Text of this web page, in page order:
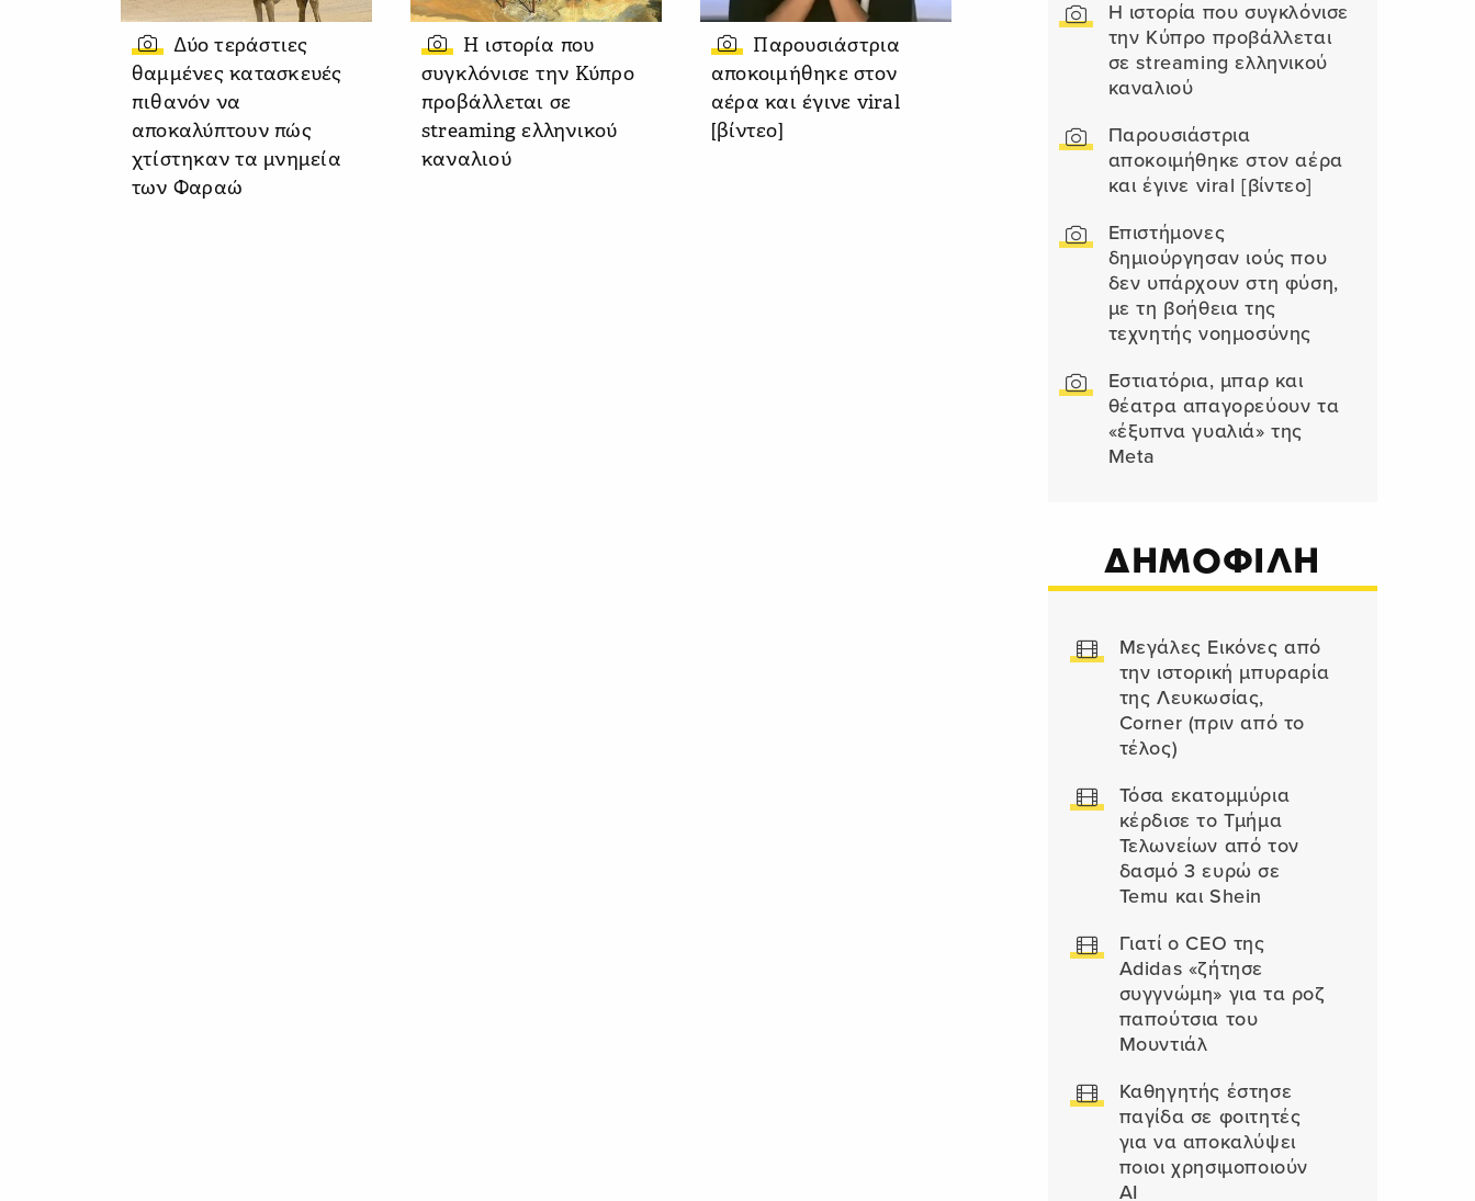
Δύο τεράστιες
θαμμένες κατασκευές
πιθανόν να
αποκαλύπτουν πώς
χτίστηκαν τα μνημεία
των Φαραώ
Η ιστορία που
συγκλόνισε την Κύπρο
προβάλλεται σε
streaming ελληνικού
καναλιού
Παρουσιάστρια
αποκοιμήθηκε στον
αέρα και έγινε viral
[βίντεο]
Η ιστορία που συγκλόνισε
την Κύπρο προβάλλεται
σε streaming ελληνικού
καναλιού
Παρουσιάστρια
αποκοιμήθηκε στον αέρα
και έγινε viral [βίντεο]
Επιστήμονες
δημιούργησαν ιούς που
δεν υπάρχουν στη φύση,
με τη βοήθεια της
τεχνητής νοημοσύνης
Εστιατόρια, μπαρ και
θέατρα απαγορεύουν τα
«έξυπνα γυαλιά» της
Meta
ΔΗΜΟΦΙΛΗ
Μεγάλες Εικόνες από
την ιστορική μπυραρία
της Λευκωσίας,
Corner (πριν από το
τέλος)
Τόσα εκατομμύρια
κέρδισε το Τμήμα
Τελωνείων από τον
δασμό 3 ευρώ σε
Temu και Shein
Γιατί ο CEO της
Adidas «ζήτησε
συγγνώμη» για τα ροζ
παπούτσια του
Μουντιάλ
Καθηγητής έστησε
παγίδα σε φοιτητές
για να αποκαλύψει
ποιοι χρησιμοποιούν
AI